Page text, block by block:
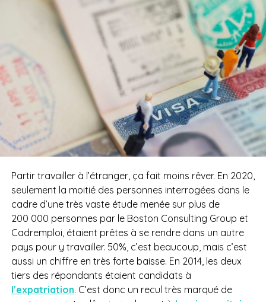
Partir travailler à l’étranger, ça fait moins rêver. En 2020,
seulement la moitié des personnes interrogées dans le
cadre d’une très vaste étude menée sur plus de
200 000 personnes par le Boston Consulting Group et
Cadremploi, étaient prêtes à se rendre dans un autre
pays pour y travailler. 50%, c’est beaucoup, mais c’est
aussi un chiffre en très forte baisse. En 2014, les deux
tiers des répondants étaient candidats à
l’expatriation. C’est donc un recul très marqué de